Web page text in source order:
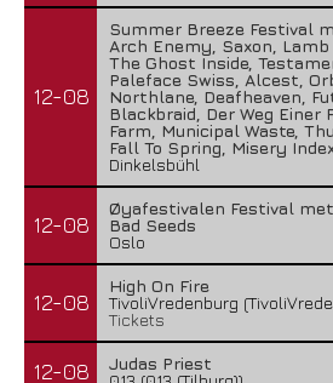
12-08
Summer Breeze Festival
Arch Enemy, Saxon, Lamb
The Ghost Inside,
Paleface Swiss, Alcest,
Northlane, Deafheaven,
Blackbraid, Der Weg Einer
Farm, Municipal Waste,
Fall To Spring, Misery
Dinkelsbühl
12-08
Øyafestivalen Festival met
Bad Seeds
Oslo
12-08
High On Fire
TivoliVredenburg
Tickets
12-08
Judas Priest